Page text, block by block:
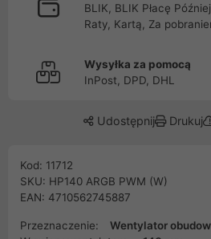
BLIK, BLIK Płacę
Raty, Kartą, Za
Wysyłka za pomocą
InPost, DPD, DHL
Udostępnij Drukuj
Kod: 11712
SKU: HP140 ARGB PWM (W)
EAN: 4710562745887
Przeznaczenie:
Wentylator